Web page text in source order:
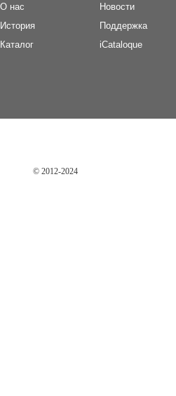
О нас
История
Каталог
Новости
Поддержка
iCataloque
© 2012-2024